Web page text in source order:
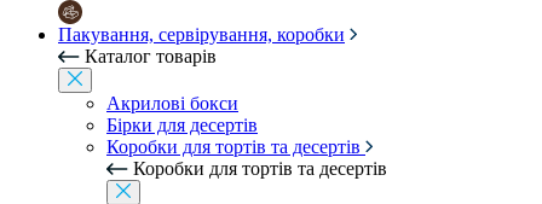
Пакування, сервірування, коробки
Каталог товарів
Акрилові бокси
Бірки для десертів
Коробки для тортів та десертів
Коробки для тортів та десертів